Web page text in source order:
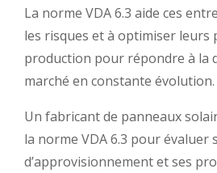
La norme VDA 6.3 aide ces
les risques et à optimiser leurs
production pour répondre à la
marché en constante évolution.
Un fabricant de panneaux
la norme VDA 6.3 pour évaluer
d’approvisionnement et ses